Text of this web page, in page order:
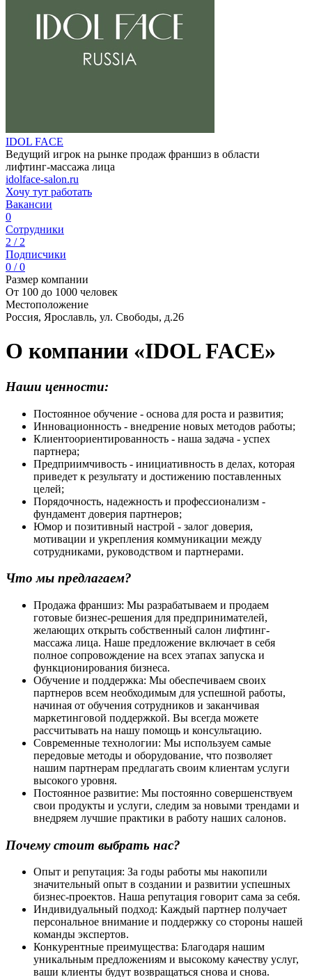
IDOL FACE
Ведущий игрок на рынке продаж франшиз в области
лифтинг-массажа лица
idolface-salon.ru
Хочу тут работать
Вакансии
0
Сотрудники
2 / 2
Подписчики
0 / 0
Размер компании
От 100 до 1000 человек
Местоположение
Россия, Ярославль, ул. Свободы, д.26
О компании «IDOL FACE»
Наши ценности:
Постоянное обучение - основа для роста и развития;
Инновационность - внедрение новых методов работы;
Клиентоориентированность - наша задача - успех
партнера;
Предприимчивость - инициативность в делах, которая
приведет к результату и достижению поставленных
целей;
Порядочность, надежность и профессионализм -
фундамент доверия партнеров;
Юмор и позитивный настрой - залог доверия,
мотивации и укрепления коммуникации между
сотрудниками, руководством и партнерами.
Что мы предлагаем?
Продажа франшиз: Мы разрабатываем и продаем
готовые бизнес-решения для предпринимателей,
желающих открыть собственный салон лифтинг-
массажа лица. Наше предложение включает в себя
полное сопровождение на всех этапах запуска и
функционирования бизнеса.
Обучение и поддержка: Мы обеспечиваем своих
партнеров всем необходимым для успешной работы,
начиная от обучения сотрудников и заканчивая
маркетинговой поддержкой. Вы всегда можете
рассчитывать на нашу помощь и консультацию.
Современные технологии: Мы используем самые
передовые методы и оборудование, что позволяет
нашим партнерам предлагать своим клиентам услуги
высокого уровня.
Постоянное развитие: Мы постоянно совершенствуем
свои продукты и услуги, следим за новыми трендами и
внедряем лучшие практики в работу наших салонов.
Почему стоит выбрать нас?
Опыт и репутация: За годы работы мы накопили
значительный опыт в создании и развитии успешных
бизнес-проектов. Наша репутация говорит сама за себя.
Индивидуальный подход: Каждый партнер получает
персональное внимание и поддержку со стороны нашей
команды экспертов.
Конкурентные преимущества: Благодаря нашим
уникальным предложениям и высокому качеству услуг,
ваши клиенты будут возвращаться снова и снова.